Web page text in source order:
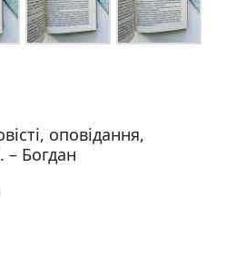
оповідання,
– Богдан